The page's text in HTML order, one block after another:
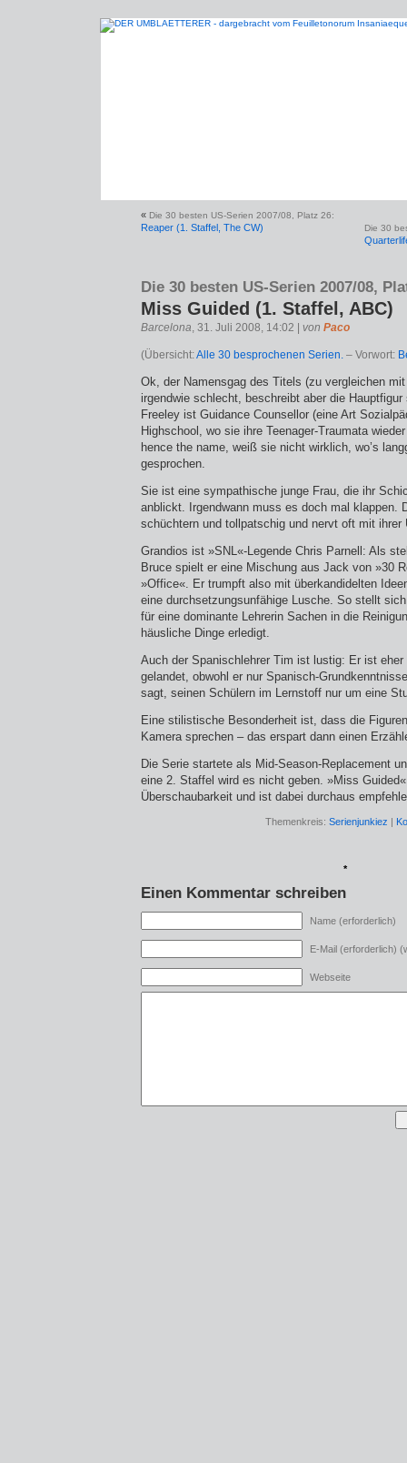
« Die 30 besten US-Serien 2007/08, Platz 26:
Reaper (1. Staffel, The CW) Die 30
Die 30 besten US-Serien 2007/08,
Miss Guided (1. Staffel, ABC)
Barcelona, 31. Juli 2008, 14:02 | von Paco
(Übersicht:Alle 30 besprochenen Serien. – Vorwort:
Ok, der Namensgag des Titels (zu vergleichen
irgendwie schlecht, beschreibt aber die
Freeley ist Guidance Counsellor (eine Art
Highschool, wo sie ihre Teenager-Traumata
hence the name, weiß sie nicht wirklich, wo’s
gesprochen.
Sie ist eine sympathische junge Frau, die ihr
anblickt. Irgendwann muss es doch mal klappen.
schüchtern und tollpatschig und nervt oft mit ihrer
Grandios ist »SNL«-Legende Chris Parnell: Als
Bruce spielt er eine Mischung aus Jack von »30
»Office«. Er trumpft also mit überkandidelten
eine durchsetzungsunfähige Lusche. So stellt
für eine dominante Lehrerin Sachen in die
häusliche Dinge erledigt.
Auch der Spanischlehrer Tim ist lustig: Er ist eher
gelandet, obwohl er nur Spanisch-
sagt, seinen Schülern im Lernstoff nur um eine
Eine stilistische Besonderheit ist, dass die
Kamera sprechen – das erspart dann einen
Die Serie startete als Mid-Season-Replacement
eine 2. Staffel wird es nicht geben. »Miss
Überschaubarkeit und ist dabei durchaus
Themenkreis: Serienjunkiez |
*
Einen Kommentar schreiben
Name (erforderlich)
E-Mail (erforderlich)
Webseite